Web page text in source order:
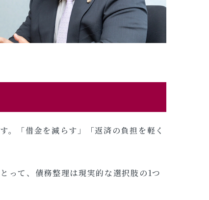
。「借金を減らす」「返済の負担を軽く
って、債務整理は現実的な選択肢の1つ